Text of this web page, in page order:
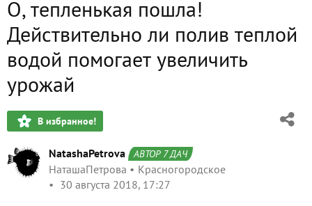
О, тепленькая пошла!
Действительно ли полив теплой
водой помогает увеличить
урожай
В избранное!
NatashaPetrova АВТОР 7 ДАЧ
НаташаПетрова
Красногородское
30 августа 2018, 17:27